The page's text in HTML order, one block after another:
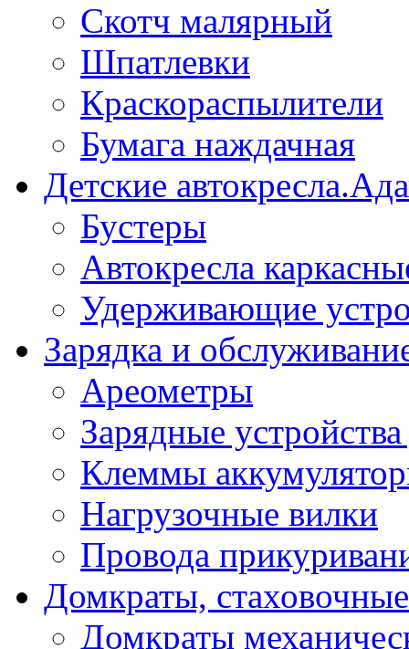
Скотч малярный
Шпатлевки
Краскораспылители
Бумага наждачная
Детские
Бустеры
Автокресла
Удерживающие
Зарядка и
Ареометры
Зарядные
Клеммы
Нагрузочные вилки
Провода
Домкраты,
Домкраты